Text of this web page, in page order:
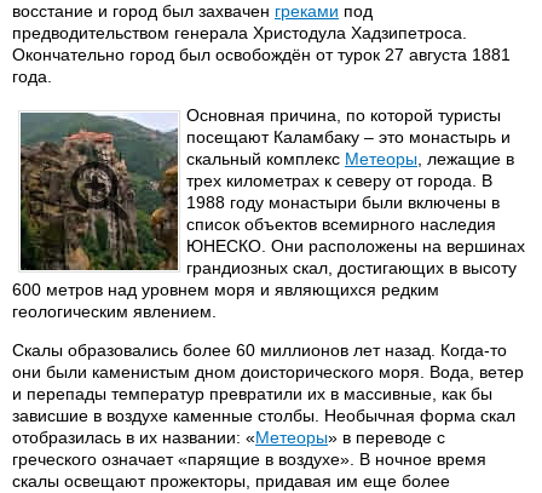
восстание и город был захвачен греками под
предводительством генерала Христодула Хадзипетроса.
Окончательно город был освобождён от турок 27 августа 1881
года.
Основная причина, по которой туристы
посещают Каламбаку – это монастырь и
скальный комплекс Метеоры , лежащие в
трех километрах к северу от города. В
1988 году монастыри были включены в
список объектов всемирного наследия
ЮНЕСКО. Они расположены на вершинах
грандиозных скал, достигающих в высоту
600 метров над уровнем моря и являющихся редким
геологическим явлением.
Скалы образовались более 60 миллионов лет назад. Когда-то
они были каменистым дном доисторического моря. Вода, ветер
и перепады температур превратили их в массивные, как бы
зависшие в воздухе каменные столбы. Необычная форма скал
отобразилась в их названии: «Метеоры» в переводе с
греческого означает «парящие в воздухе». В ночное время
скалы освещают прожекторы, придавая им еще более